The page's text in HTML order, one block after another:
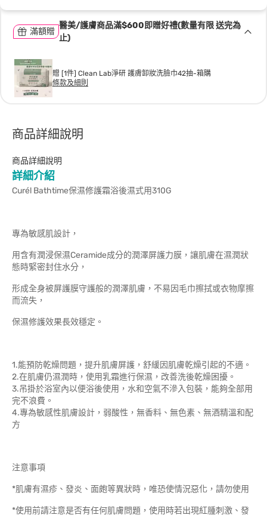
滿額贈
醫美/護膚商品滿$600即贈好禮(數量有限 送完為
止)
贈 [1件] Clean Lab淨研 護膚卸妝洗臉巾42抽-箱購
條款及細則
商品詳細說明
商品詳細說明
詳細介紹
Curél Bathtime保濕修護霜浴後濕式用310G
專為敏感肌設計，
用含有潤浸保濕Ceramide成分的潤澤屏護力膜，讓肌膚在濕潤狀
態時緊密封住水分，
形成全身被屏護膜守護般的潤澤肌膚，不易因毛巾擦拭或衣物摩擦
而流失，
保濕修護效果長效穩定。
1.能預防乾燥問題，提升肌膚屏護，舒緩因肌膚乾燥引起的不適。
2.在肌膚仍濕潤時，使用乳霜進行保濕，改善洗後乾燥困擾。
3.吊掛於浴室內以便浴後使用，水和空氣不滲入包裝，能夠全部用
完不浪費。
4.專為敏感性肌膚設計，弱酸性，無香料、無色素、無酒精溫和配
方
注意事項
*肌膚有濕疹、發炎、面皰等異狀時，唯恐使情況惡化，請勿使用
*使用前請注意是否有任何肌膚問題，使用時若出現紅腫刺激、發